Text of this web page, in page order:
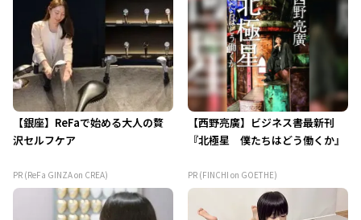
【銀座】ReFaで始める大人の贅
沢セルフケア
PR (ReFa GINZA on CREA)
【西野亮廣】ビジネス書最新刊
『北極星 僕たちはどう働くか』
PR (FINCHI on GOETHE)